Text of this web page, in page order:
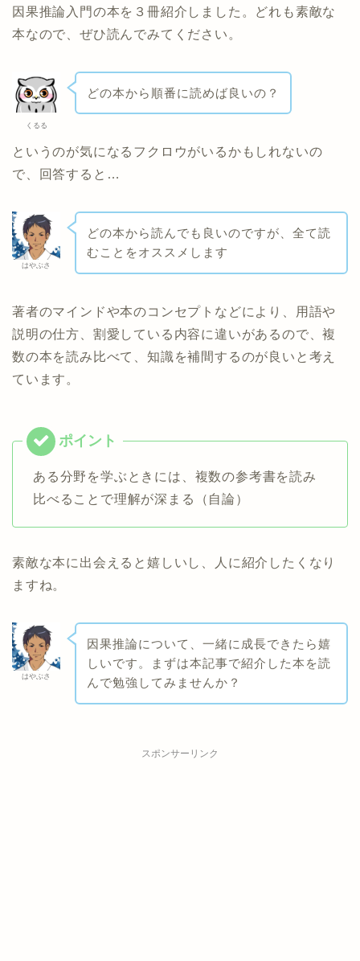
因果推論入門の本を３冊紹介しました。どれも素敵な
本なので、ぜひ読んでみてください。
くるる
どの本から順番に読めば良いの？
というのが気になるフクロウがいるかもしれないの
で、回答すると…
はやぶさ
どの本から読んでも良いのですが、全て読
むことをオススメします
著者のマインドや本のコンセプトなどにより、用語や
説明の仕方、割愛している内容に違いがあるので、複
数の本を読み比べて、知識を補間するのが良いと考え
ています。
ある分野を学ぶときには、複数の参考書を読み
比べることで理解が深まる（自論）
素敵な本に出会えると嬉しいし、人に紹介したくなり
ますね。
はやぶさ
因果推論について、一緒に成長できたら嬉
しいです。まずは本記事で紹介した本を読
んで勉強してみませんか？
スポンサーリンク